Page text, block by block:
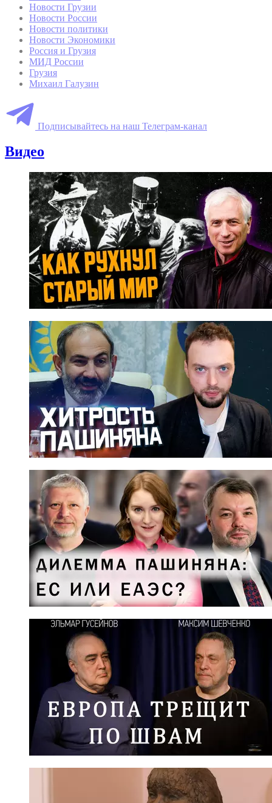
Новости Грузии
Новости России
Новости политики
Новости Экономики
Россия и Грузия
МИД России
Грузия
Михаил Галузин
Подписывайтесь на наш Телеграм-канал
Видео